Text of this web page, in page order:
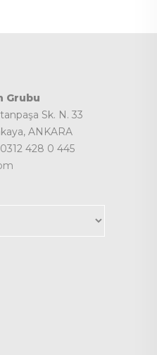
Grubu
Sk. N. 33
ANKARA
0312 428 0 445